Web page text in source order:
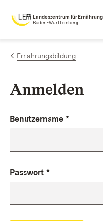
Zum Inhalt springen
Landeszentrum für Ernährung
Baden-Württemberg
Ernährungsbildung
Anmelden
Benutzername *
Passwort *